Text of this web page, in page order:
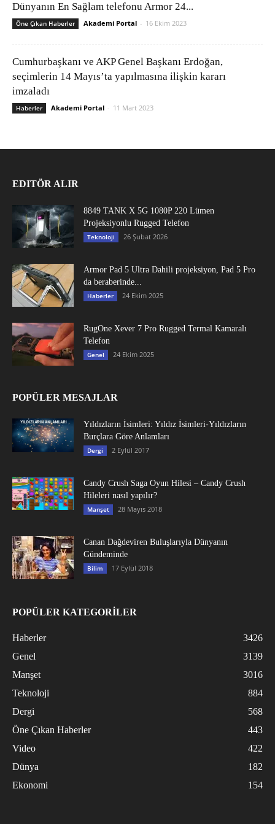
Dünyanın En Sağlam telefonu Armor 24...
Öne Çıkan Haberler Akademi Portal - 16 Ekim 2023
Cumhurbaşkanı ve AKP Genel Başkanı Erdoğan,
seçimlerin 14 Mayıs’ta yapılmasına ilişkin kararı
imzaladı
Haberler Akademi Portal - 11 Mart 2023
EDITÖR ALIR
8849 TANK X 5G 1080P 220 Lümen
Projeksiyonlu Rugged Telefon
Teknoloji 26 Şubat 2026
Armor Pad 5 Ultra Dahili projeksiyon, Pad 5 Pro
da beraberinde...
Haberler 24 Ekim 2025
RugOne Xever 7 Pro Rugged Termal Kamaralı
Telefon
Genel 24 Ekim 2025
POPÜLER MESAJLAR
Yıldızların İsimleri: Yıldız İsimleri-Yıldızların
Burçlara Göre Anlamları
Dergi 2 Eylül 2017
Candy Crush Saga Oyun Hilesi – Candy Crush
Hileleri nasıl yapılır?
Manşet 28 Mayıs 2018
Canan Dağdeviren Buluşlarıyla Dünyanın
Gündeminde
Bilim 17 Eylül 2018
POPÜLER KATEGORİLER
Haberler
3426
Genel
3139
Manşet
3016
Teknoloji
884
Dergi
568
Öne Çıkan Haberler
443
Video
422
Dünya
182
Ekonomi
154